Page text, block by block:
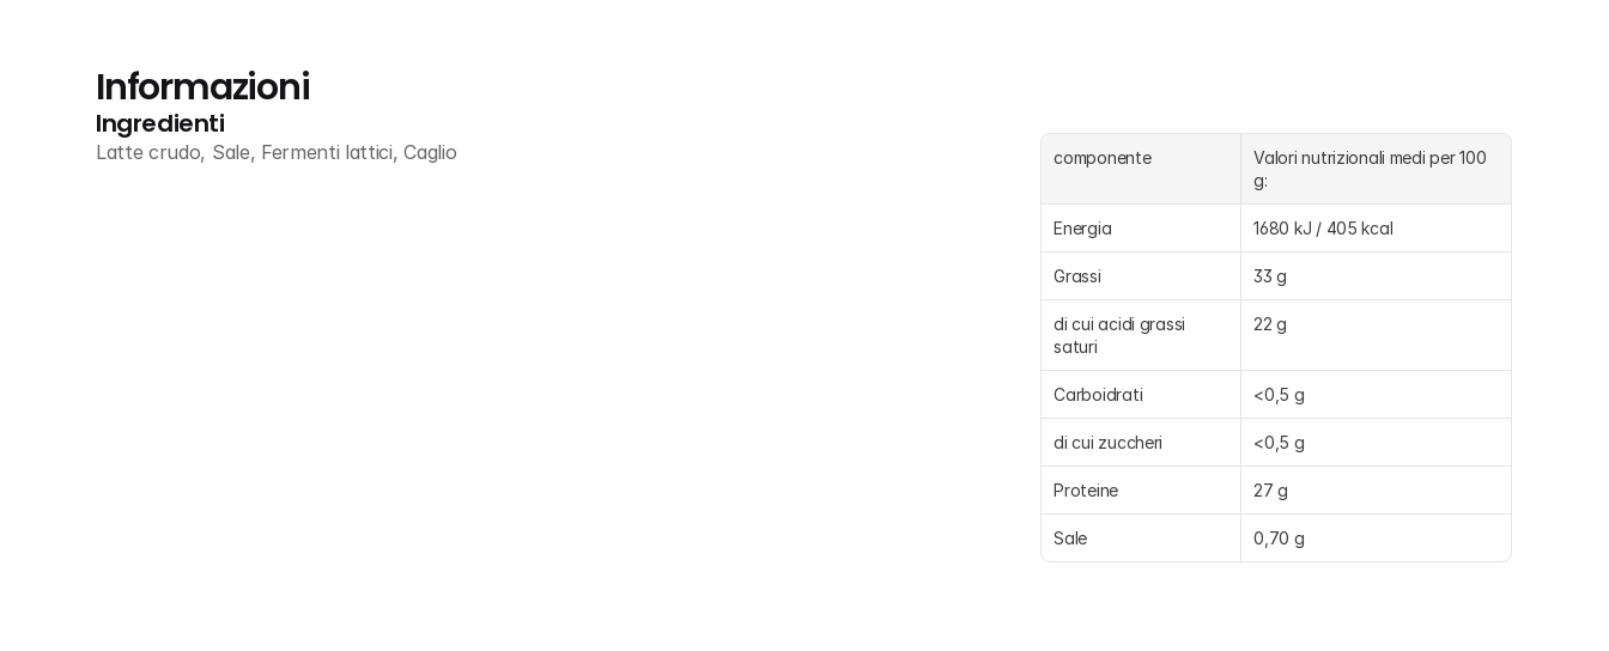
Informazioni
Ingredienti
Latte crudo, Sale, Fermenti lattici, Caglio componente
Valori nutrizionali medi per 100
g:
Energia 1680 kJ / 405 kcal
Grassi 33 g
di cui acidi grassi
saturi
22 g
Carboidrati <0,5 g
di cui zuccheri <0,5 g
Proteine 27 g
Sale 0,70 g